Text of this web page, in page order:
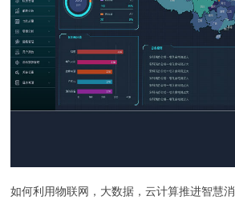
如何利用物联网，大数据，云计算推进智慧